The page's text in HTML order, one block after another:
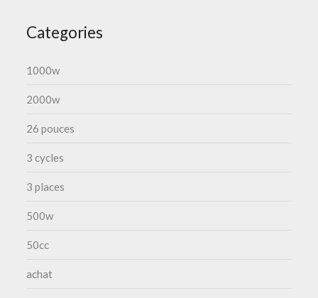
Categories
1000w
2000w
26 pouces
3 cycles
3 places
500w
50cc
achat